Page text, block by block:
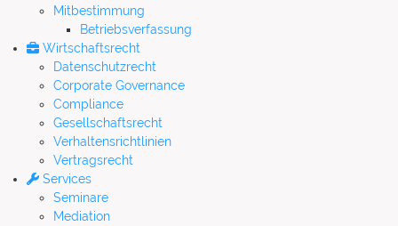
Mitbestimmung
Betriebsverfassung
Wirtschaftsrecht
Datenschutzrecht
Corporate Governance
Compliance
Gesellschaftsrecht
Verhaltensrichtlinien
Vertragsrecht
Services
Seminare
Mediation